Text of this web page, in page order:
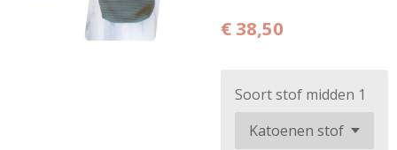
€ 38,50
Soort stof midden 1